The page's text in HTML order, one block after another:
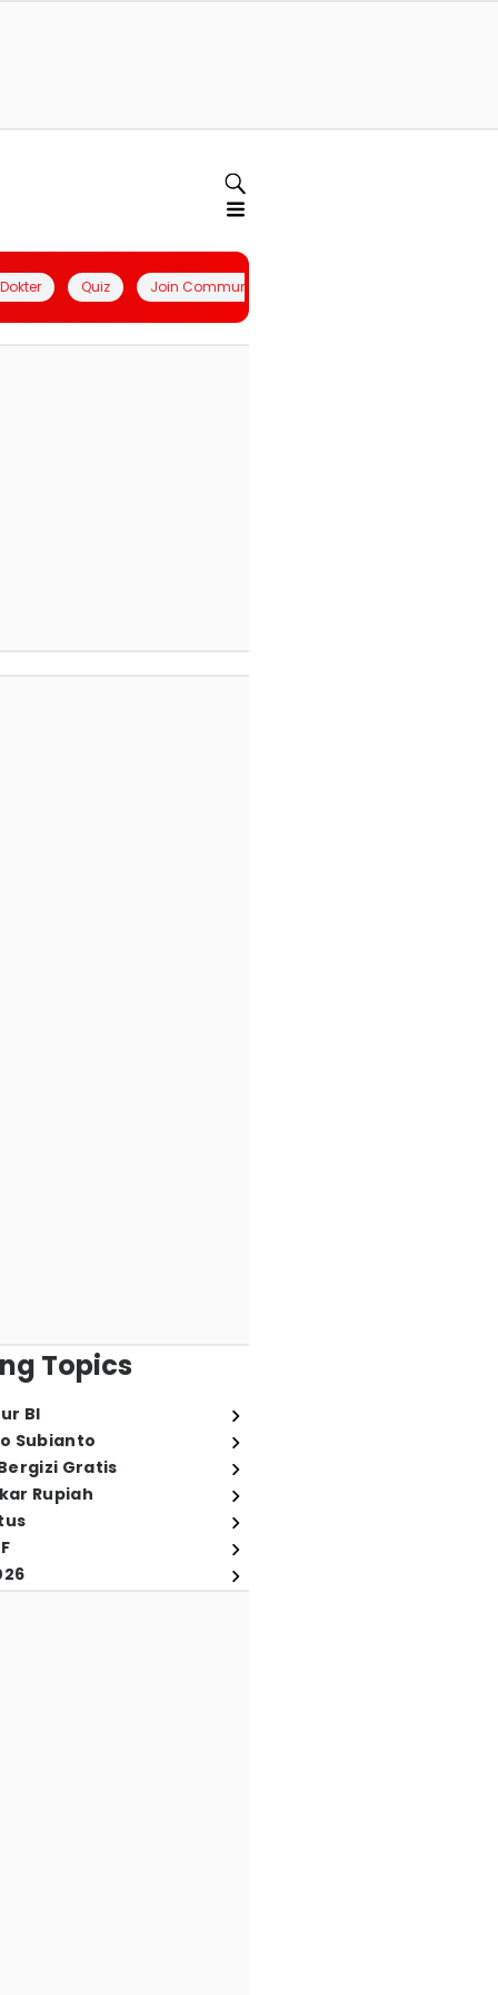
Quiz Join Community
Topics
BI
Subianto
Gratis
Rupiah